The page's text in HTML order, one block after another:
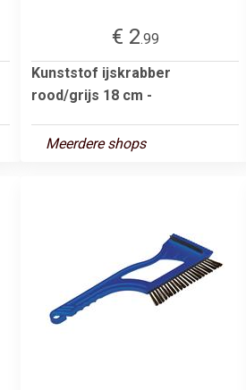
€ 2.99
Kunststof ijskrabber
rood/grijs 18 cm -
Meerdere shops